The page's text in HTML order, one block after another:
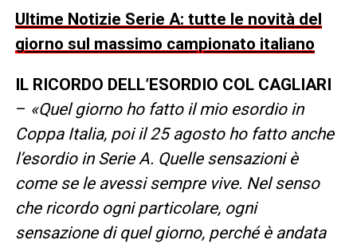
Ultime Notizie Serie A: tutte le novità del
giorno sul massimo campionato italiano
IL RICORDO DELL’ESORDIO COL CAGLIARI
– «Quel giorno ho fatto il mio esordio in
Coppa Italia, poi il 25 agosto ho fatto anche
l’esordio in Serie A. Quelle sensazioni è
come se le avessi sempre vive. Nel senso
che ricordo ogni particolare, ogni
sensazione di quel giorno, perché è andata